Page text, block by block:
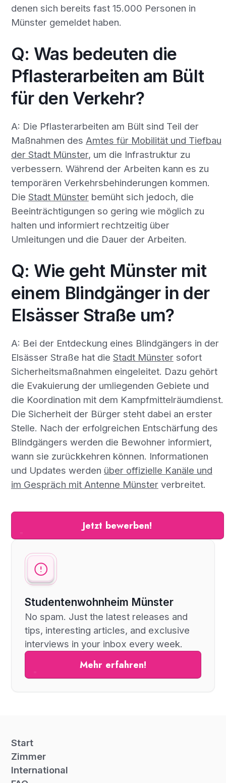
denen sich bereits fast 15.000 Personen in
Münster gemeldet haben.
Q: Was bedeuten die
Pflasterarbeiten am Bült
für den Verkehr?
A: Die Pflasterarbeiten am Bült sind Teil der
Maßnahmen des Amtes für Mobilität und Tiefbau
der Stadt Münster, um die Infrastruktur zu
verbessern. Während der Arbeiten kann es zu
temporären Verkehrsbehinderungen kommen.
Die Stadt Münsterbemüht sich jedoch, die
Beeinträchtigungen so gering wie möglich zu
halten und informiert rechtzeitig über
Umleitungen und die Dauer der Arbeiten.
Q: Wie geht Münster mit
einem Blindgänger in der
Elsässer Straße um?
A: Bei der Entdeckung eines Blindgängers in der
Elsässer Straße hat die Stadt Münstersofort
Sicherheitsmaßnahmen eingeleitet. Dazu gehört
die Evakuierung der umliegenden Gebiete und
die Koordination mit dem Kampfmittelräumdienst.
Die Sicherheit der Bürger steht dabei an erster
Stelle. Nach der erfolgreichen Entschärfung des
Blindgängers werden die Bewohner informiert,
wann sie zurückkehren können. Informationen
und Updates werden über offizielle Kanäle und
im Gespräch mit Antenne Münsterverbreitet.
Jetzt bewerben!
Studentenwohnheim Münster
No spam. Just the latest releases and
tips, interesting articles, and exclusive
interviews in your inbox every week.
Mehr erfahren!
Start
Zimmer
International